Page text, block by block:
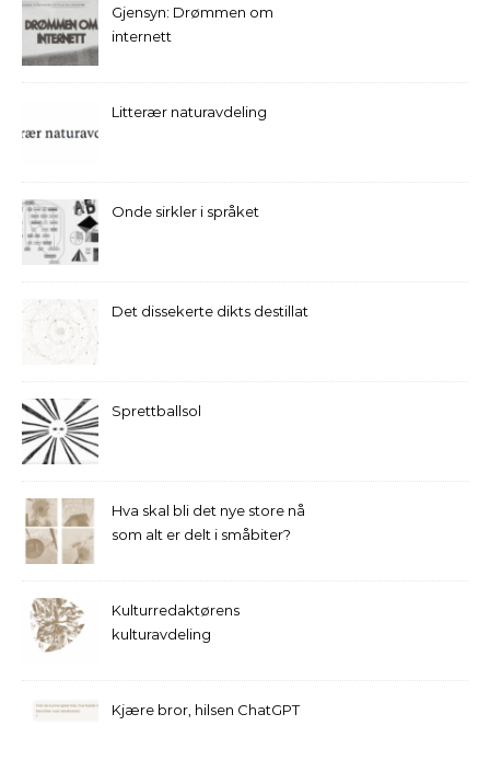
Gjensyn: Drømmen om
internett
Litterær naturavdeling
Onde sirkler i språket
Det dissekerte dikts destillat
Sprettballsol
Hva skal bli det nye store nå
som alt er delt i småbiter?
Kulturredaktørens
kulturavdeling
Kjære bror, hilsen ChatGPT